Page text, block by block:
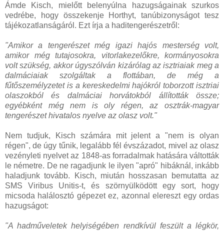
Ámde Kisch, mielőtt belenyúlna hazugságainak szurkos
vedrébe, hogy összekenje Horthyt, tanúbizonyságot tesz
tájékozatlanságáról. Ezt írja a haditengerészetről:
"Amikor a tengerészet még igazi hajós mesterség volt,
amikor még tutajosokra, vitorlakezelőkre, kormányosokra
volt szükség, akkor úgyszólván kizárólag az isztriaiak meg a
dalmáciaiak szolgáltak a flottában, de még a
fűtőszemélyzetet is a kereskedelmi hajókról toborzott isztriai
olaszokból és dalmáciai horvátokból állították össze;
egyébként még nem is oly régen, az osztrák-magyar
tengerészet hivatalos nyelve az olasz volt."
Nem tudjuk, Kisch számára mit jelent a "nem is olyan
régen", de úgy tűnik, legalább fél évszázadot, mivel az olasz
vezényleti nyelvet az 1848-as forradalmak hatására váltották
le németre. De ne ragadjunk le ilyen "apró" hibáknál, inkább
haladjunk tovább. Kisch, miután hosszasan bemutatta az
SMS Viribus Unitis-t, és szörnyülködött egy sort, hogy
micsoda halálosztó gépezet ez, azonnal elereszt egy ordas
hazugságot:
"A hadműveletek helyiségében rendkívül feszült a légkör,